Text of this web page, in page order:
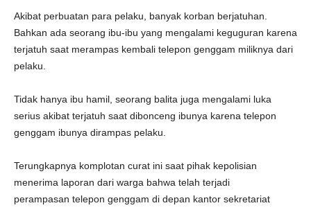
Akibat perbuatan para pelaku, banyak korban berjatuhan.
Bahkan ada seorang ibu-ibu yang mengalami keguguran karena
terjatuh saat merampas kembali telepon genggam miliknya dari
pelaku.
Tidak hanya ibu hamil, seorang balita juga mengalami luka
serius akibat terjatuh saat dibonceng ibunya karena telepon
genggam ibunya dirampas pelaku.
Terungkapnya komplotan curat ini saat pihak kepolisian
menerima laporan dari warga bahwa telah terjadi
perampasan telepon genggam di depan kantor sekretariat